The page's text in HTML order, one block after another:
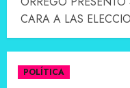
CARA A LAS
POLÍTICA